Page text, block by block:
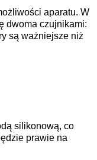
aparatu. W
dwoma czujnikami:
są ważniejsze niż
silikonową, co
prawie na